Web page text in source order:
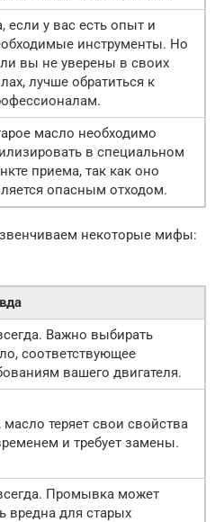
если у вас есть опыт и
инструменты. Но
вы не уверены в своих
лучше обратиться к
масло необходимо
в специальном
приема, так как оно
опасным отходом.
некоторые мифы:
Важно выбирать
соответствующее
вашего двигателя.
масло теряет свои свойства
и требует замены.
Промывка может
вредна для старых